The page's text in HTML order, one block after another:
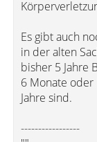
Es gibt auch
in der alten
bisher 5 Jahre
6 Monate oder
Jahre sind.
-----------------